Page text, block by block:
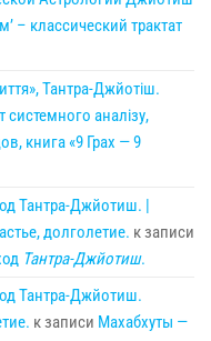
– классический трактат
Тантра-Джйотіш.
системного аналізу,
книга «9 Грах — 9
Тантра-Джйотиш. |
долголетие. к записи
Тантра-Джйотиш.
Тантра-Джйотиш.
к записи Махабхуты —